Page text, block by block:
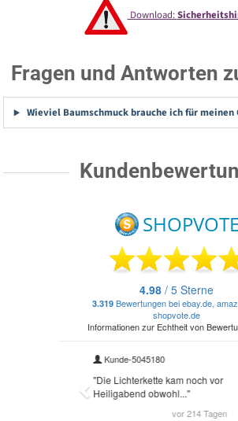
Download:
Fragen und Antworten
Wieviel Baumschmuck brauche ich für meinen